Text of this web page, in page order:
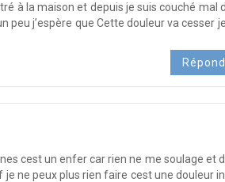
à la maison et depuis je suis couché mal
peu j’espère que Cette douleur va cesser
cest un enfer car rien ne me soulage et
ne peux plus rien faire cest une douleur